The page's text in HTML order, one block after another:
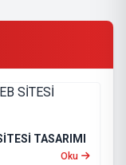
TASARIMI
Oku